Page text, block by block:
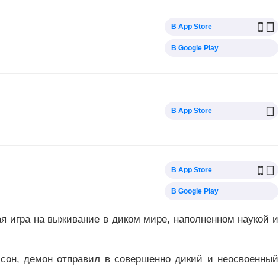
В App Store
В Google Play
В App Store
В App Store
В Google Play
игра на выживание в диком мире, наполненном наукой и
демон отправил в совершенно дикий и неосвоенный